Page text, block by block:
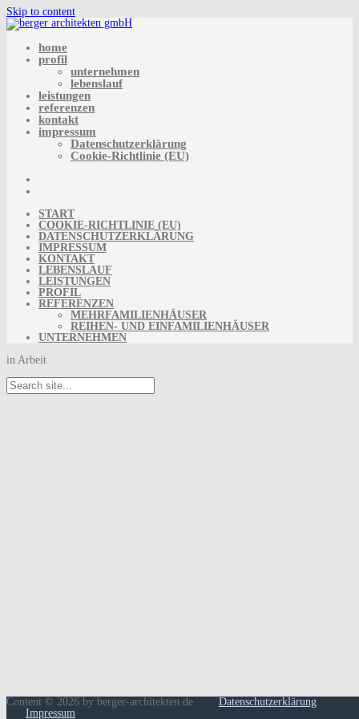
Skip to content
home
profil
unternehmen
lebenslauf
leistungen
referenzen
kontakt
impressum
Datenschutzerklärung
Cookie-Richtlinie (EU)
START
COOKIE-RICHTLINIE (EU)
DATENSCHUTZERKLÄRUNG
IMPRESSUM
KONTAKT
LEBENSLAUF
LEISTUNGEN
PROFIL
REFERENZEN
MEHRFAMILIENHÄUSER
REIHEN- UND EINFAMILIENHÄUSER
UNTERNEHMEN
in Arbeit
Content © 2026 by berger-architekten.de Datenschutzerklärung
Impressum